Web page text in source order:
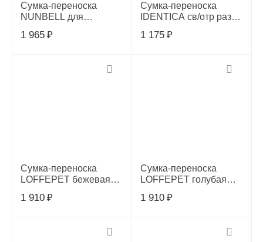
Сумка-переноска
NUNBELL для
микс, 109200589
1 965 ₽
Сумка-переноска
IDENTICA св/отр разм.
1 175 ₽
Сумка-переноска
LOFFEPET бежевая
1 910 ₽
Сумка-переноска
LOFFEPET голубая
00067457
1 910 ₽